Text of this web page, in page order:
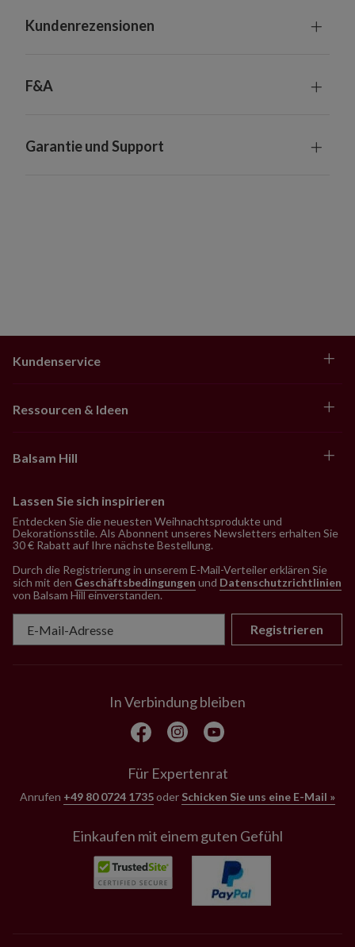
Kundenrezensionen
F&A
Garantie und Support
Kundenservice
Ressourcen & Ideen
Balsam Hill
Lassen Sie sich inspirieren
Entdecken Sie die neuesten Weihnachtsprodukte und
Dekorationsstile. Als Abonnent unseres Newsletters erhalten Sie
30 € Rabatt auf Ihre nächste Bestellung.
Durch die Registrierung in unserem E-Mail-Verteiler erklären Sie
sich mit den Geschäftsbedingungen und Datenschutzrichtlinien
von Balsam Hill einverstanden.
Registrieren
In Verbindung bleiben
Für Expertenrat
Anrufen +49 80 0724 1735oder Schicken Sie uns eine E-Mail »
Einkaufen mit einem guten Gefühl